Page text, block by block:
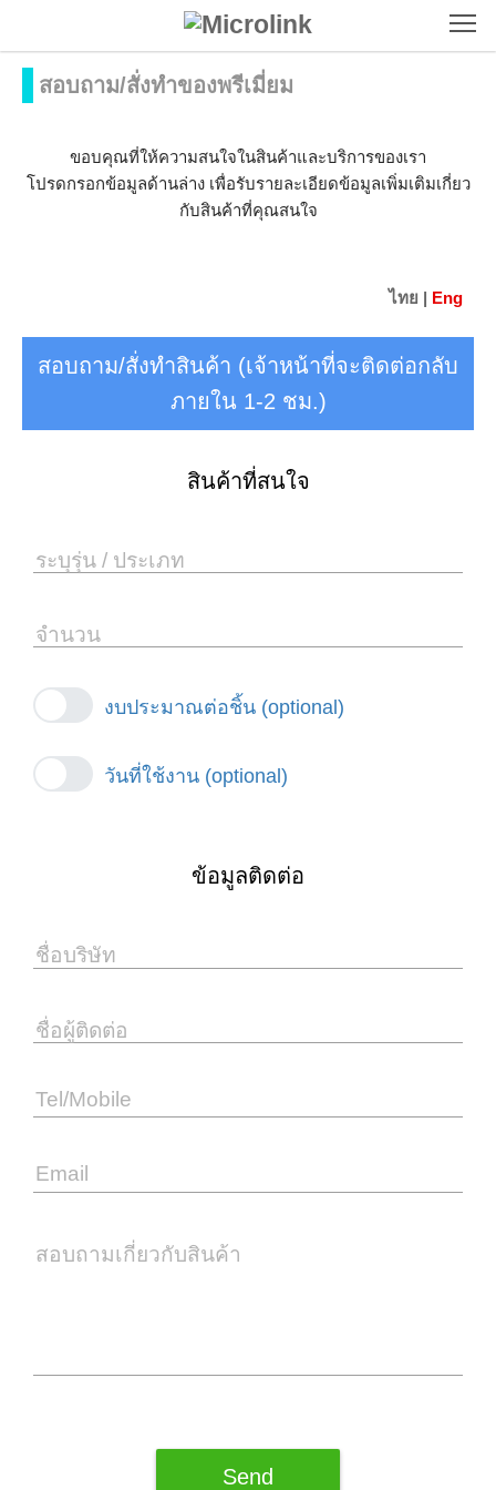
สอบถาม/สั่งทำของพรีเมี่ยม
ขอบคุณที่ให้ความสนใจในสินค้าและบริการของเรา
โปรดกรอกข้อมูลด้านล่าง เพื่อรับรายละเอียดข้อมูลเพิ่มเติมเกี่ยว
กับสินค้าที่คุณสนใจ
ไทย | Eng
สอบถาม/สั่งทำสินค้า (เจ้าหน้าที่จะติดต่อกลับ
ภายใน 1-2 ชม.)
สินค้าที่สนใจ
ระบุรุ่น / ประเภท
จำนวน
งบประมาณต่อชิ้น (optional)
วันที่ใช้งาน (optional)
ข้อมูลติดต่อ
ชื่อบริษัท
ชื่อผู้ติดต่อ
Tel/Mobile
Email
สอบถามเกี่ยวกับสินค้า
Send